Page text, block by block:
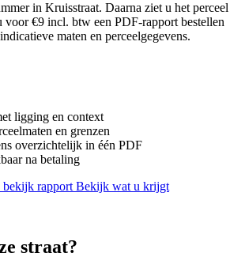
in Kruisstraat. Daarna ziet u het perceel
voor €9 incl. btw een PDF-rapport bestellen
maten en perceelgegevens.
ligging en context
en grenzen
overzichtelijk in één PDF
na betaling
bekijk rapport Bekijk wat u krijgt
straat?